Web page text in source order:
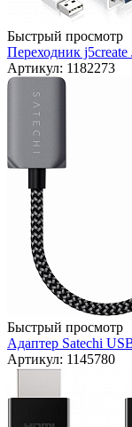
Быстрый просмотр
Переходник
Артикул: 1182273
Быстрый просмотр
Адаптер Satechi
Артикул: 1145780